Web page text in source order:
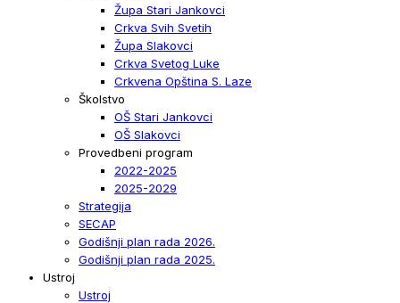
Župa Stari Jankovci
Crkva Svih Svetih
Župa Slakovci
Crkva Svetog Luke
Crkvena Opština S. Laze
Školstvo
OŠ Stari Jankovci
OŠ Slakovci
Provedbeni program
2022-2025
2025-2029
Strategija
SECAP
Godišnji plan rada 2026.
Godišnji plan rada 2025.
Ustroj
Ustroj